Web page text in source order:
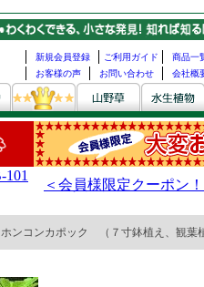
新規会員登録 ご利用ガイド 商品一
お客様の声
お問い合わせ 会社概
ホンコンカポック （７寸鉢植え、観葉